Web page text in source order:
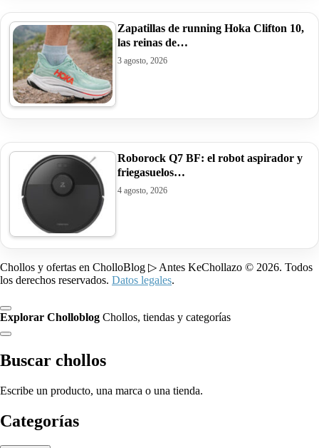
Zapatillas de running Hoka Clifton 10,
las reinas de…
3 agosto, 2026
Roborock Q7 BF: el robot aspirador y
friegasuelos…
4 agosto, 2026
Chollos y ofertas en CholloBlog ▷ Antes KeChollazo © 2026. Todos
los derechos reservados. Datos legales.
Explorar Cholloblog Chollos, tiendas y categorías
Buscar chollos
Escribe un producto, una marca o una tienda.
Categorías